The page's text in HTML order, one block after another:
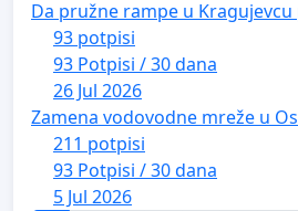
Da pružne rampe u
93 potpisi
93 Potpisi / 30 dana
26 Jul 2026
Zamena vodovodne mreže u
211 potpisi
93 Potpisi / 30 dana
5 Jul 2026